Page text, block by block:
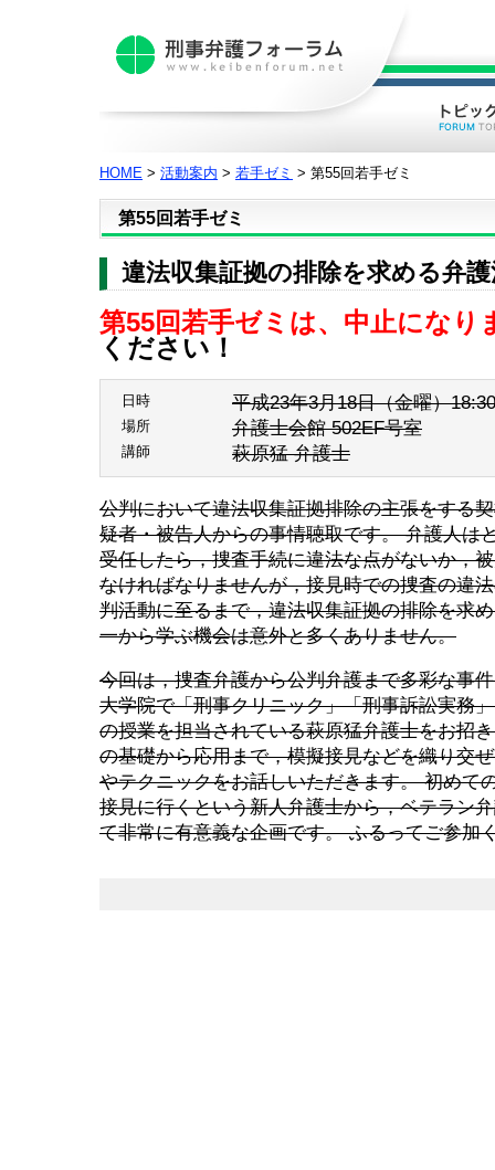
HOME > 活動案内 > 若手ゼミ > 第55回若手ゼミ
第55回若手ゼミ
違法収集証拠の排除を求める弁
第55回若手ゼミは、中止になり
ください！
日時 平成23年3月18日（金曜）
場所 弁護士会館 502EF号室
講師 萩原猛 弁護士
公判において違法収集証拠排除の主張をする
疑者・被告人からの事情聴取です。 弁護人は
受任したら，捜査手続に違法な点がないか，
なければなりませんが，接見時での捜査の違
判活動に至るまで，違法収集証拠の排除を求
一から学ぶ機会は意外と多くありません。
今回は，捜査弁護から公判弁護まで多彩な事
大学院で「刑事クリニック」「刑事訴訟実務
の授業を担当されている萩原猛弁護士をお招
の基礎から応用まで，模擬接見などを織り交
やテクニックをお話しいただきます。 初めて
接見に行くという新人弁護士から，ベテラン
て非常に有意義な企画です。 ふるってご参加